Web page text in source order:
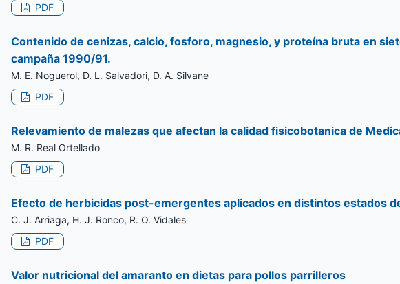
PDF
Contenido de cenizas, calcio, fosforo, magnesio, y proteína bruta en
campaña 1990/91.
M. E. Noguerol, D. L. Salvadori, D. A. Silvane
PDF
Relevamiento de malezas que afectan la calidad fisicobotanica de
M. R. Real Ortellado
PDF
Efecto de herbicidas post-emergentes aplicados en distintos estados
C. J. Arriaga, H. J. Ronco, R. O. Vidales
PDF
Valor nutricional del amaranto en dietas para pollos parrilleros